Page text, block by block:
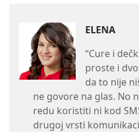
ELENA
“Cure i
proste i
da to nije
ne govore na glas. No
redu koristiti ni kod
drugoj vrsti